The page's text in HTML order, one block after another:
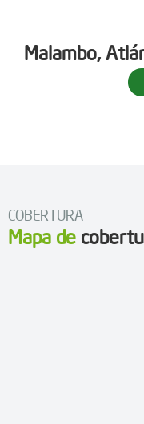
Malambo,
COBERTURA
Mapa de